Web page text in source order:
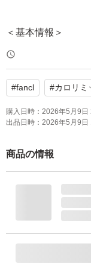
＜基本情報＞
商品状態：新品・
購入日 ：2026
賞味期限：2028
内容量 ：
＜詳細＞
茶花サポニ
由来ポリメ
乳酸菌含
保存方法：高温
#fancl #カロリミ
購入日時： 2026年5月9日
出品日時： 2026年5月9日
商品の情報